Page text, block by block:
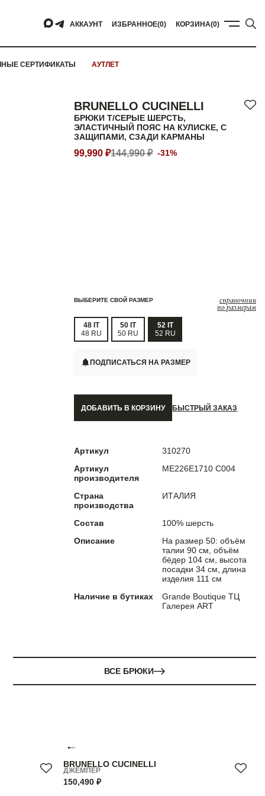
АККАУНТ ИЗБРАННОЕ(0) КОРЗИНА(0)
СЕРТИФИКАТЫ АУТЛЕТ
BRUNELLO CUCINELLI
БРЮКИ Т/СЕРЫЕ ШЕРСТЬ,
ЭЛАСТИЧНЫЙ ПОЯС НА КУЛИСКЕ, С
ЗАЩИПАМИ, СЗАДИ КАРМАНЫ
99,990 ₽144,990 ₽ -31%
ВЫБЕРИТЕ СВОЙ РАЗМЕР справочник
по размерам
48 IT
48 RU
50 IT
50 RU
52 IT
52 RU
ПОДПИСАТЬСЯ НА РАЗМЕР
ДОБАВИТЬ В КОРЗИНУ БЫСТРЫЙ ЗАКАЗ
Артикул
310270
Артикул
производителя
ME226E1710 C004
Страна
производства
ИТАЛИЯ
Состав
100% шерсть
Описание
На размер 50: объём
талии 90 см, объём
бёдер 104 см, высота
посадки 34 см, длина
изделия 111 см
Наличие в бутиках
Grande Boutique ТЦ
Галерея ART
ВСЕ БРЮКИ
BRUNELLO CUCINELLI
ДЖЕМПЕР
150,490 ₽